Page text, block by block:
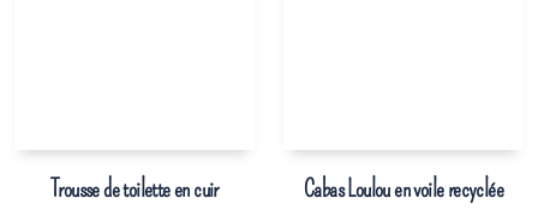
Trousse de toilette en cuir Cabas Loulou en voile recyclée